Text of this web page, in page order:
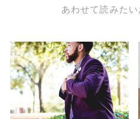
あわせて読みた